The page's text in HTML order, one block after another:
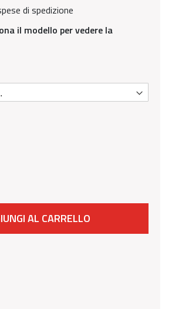
di spedizione
il modello per vedere la
AL CARRELLO